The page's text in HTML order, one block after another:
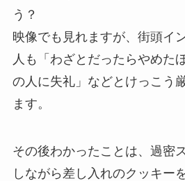
う？
映像でも見れますが、街頭イ
人も「わざとだったらやめた
の人に失礼」などとけっこう
ます。
その後わかったことは、過密
しながら差し入れのクッキー